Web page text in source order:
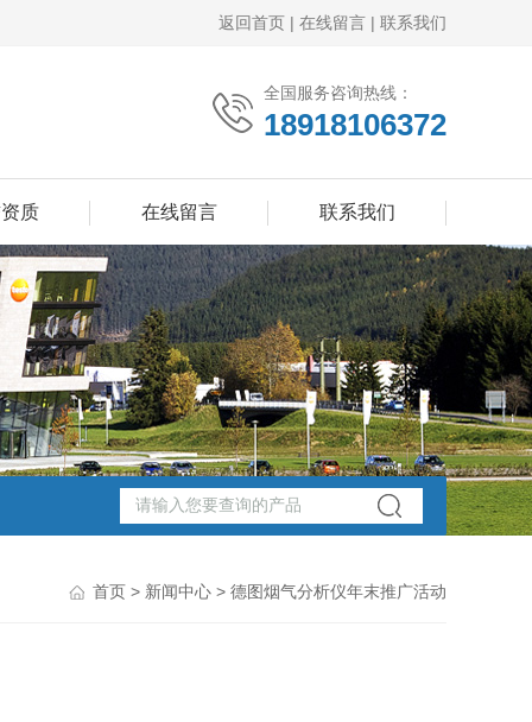
返回首页 | 在线留言 | 联系我们
全国服务咨询热线：
18918106372
质 在线留言 联系我们
首页 > 新闻中心 > 德图烟气分析仪年末推广活动